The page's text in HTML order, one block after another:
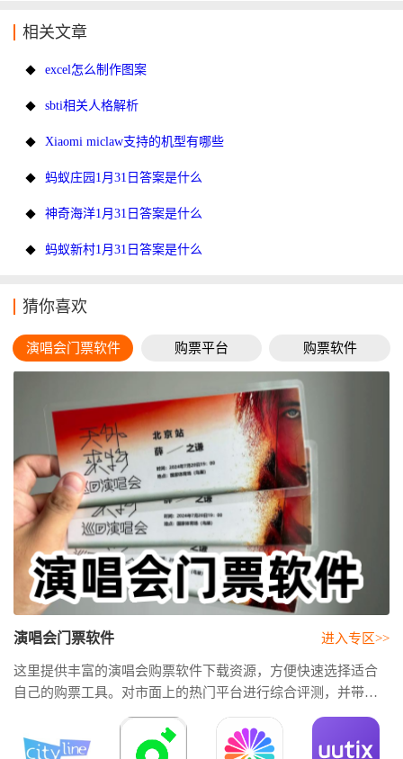
相关文章
excel怎么制作图案
sbti相关人格解析
Xiaomi miclaw支持的机型有哪些
蚂蚁庄园1月31日答案是什么
神奇海洋1月31日答案是什么
蚂蚁新村1月31日答案是什么
猜你喜欢
演唱会门票软件 购票平台 购票软件
演唱会门票软件
这里提供丰富的演唱会购票软件下载资源，方便快速选择适合
自己的购票工具。对市面上的热门平台进行综合评测，并带来
实用的演唱会购票软件推荐。本专题还会持续更新最新的演唱
会购票app排行，结合用户口碑、下载热度、功能体验和平台服
进入专区>>